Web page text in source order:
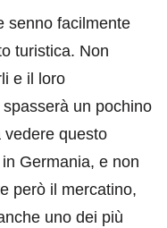
senno facilmente
turistica. Non
e il loro
spasserà un pochino
vedere questo
Germania, e non
però il mercatino,
uno dei più